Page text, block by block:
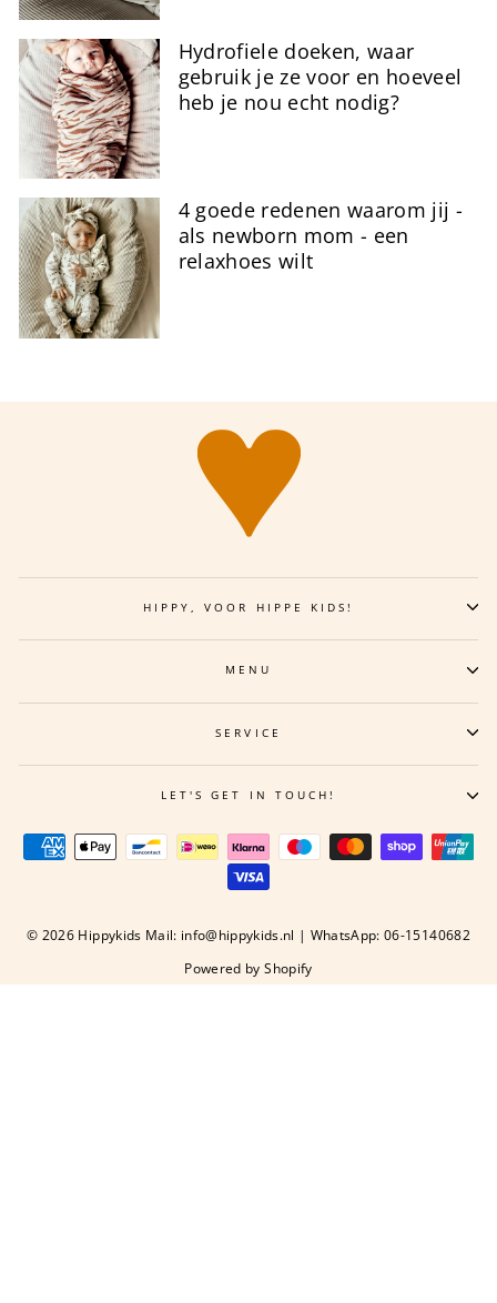
Hydrofiele doeken, waar
gebruik je ze voor en hoeveel
heb je nou echt nodig?
4 goede redenen waarom jij -
als newborn mom - een
relaxhoes wilt
HIPPY, VOOR HIPPE KIDS!
MENU
SERVICE
LET'S GET IN TOUCH!
© 2026 Hippykids Mail: info@hippykids.nl | WhatsApp: 06-15140682
Powered by Shopify